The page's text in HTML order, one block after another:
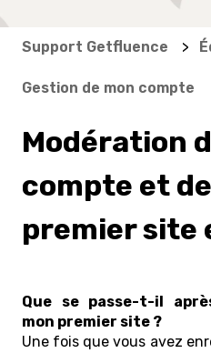
Support Getfluence
Gestion de mon compte
Modération
compte et
premier site
Que se passe-t-il
mon premier site ?
Une fois que vous avez